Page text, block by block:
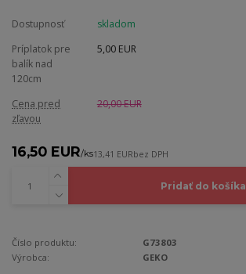
Dostupnosť
skladom
Príplatok pre
balík nad
120cm
5,00 EUR
Cena pred
zľavou
20,00 EUR
16,50 EUR/ks13,41 EURbez DPH
Pridať do košíka
Číslo produktu:
G73803
Výrobca:
GEKO